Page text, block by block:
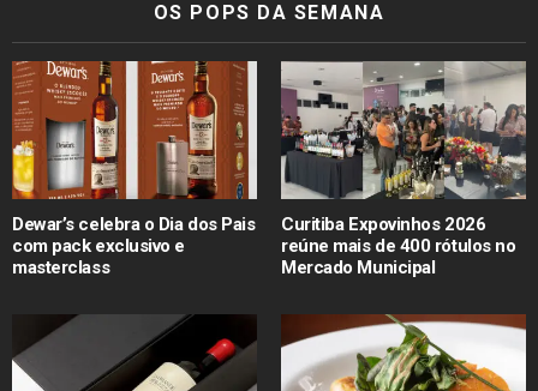
OS POPS DA SEMANA
Dewar’s celebra o Dia dos Pais
com pack exclusivo e
masterclass
Curitiba Expovinhos 2026
reúne mais de 400 rótulos no
Mercado Municipal